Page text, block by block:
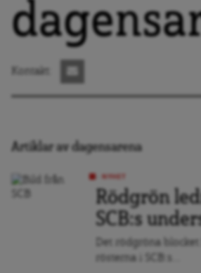
Kontakt:
Artiklar av dagensarena
Rödgrön
SCB:s
Det rödgröna blocket
rösterna i SCB:s...